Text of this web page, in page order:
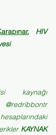
, HIV
kaynağı
sosyal medya hesaplarındaki
KAYNAK